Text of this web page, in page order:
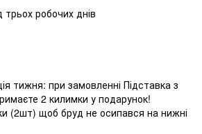
трьох робочих днів
тижня: при замовленні Підставка з
2 килимки у подарунок!
(2шт) щоб бруд не осипався на нижні